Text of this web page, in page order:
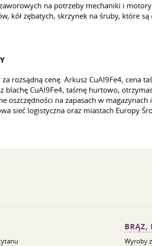
na potrzeby mechaniki i
kół zębatych, skrzynek na śruby, które
rozsądną cenę. Arkusz CuAl9Fe4, cena
CuAl9Fe4, taśmę hurtowo,
na zapasach w
sieć logistyczna oraz miastach Europy
BRĄZ,
Wyroby